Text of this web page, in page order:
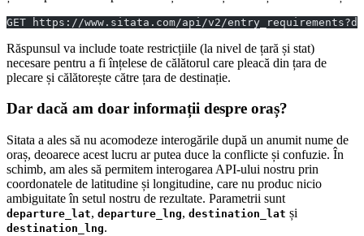
GET https://www.sitata.com/api/v2/
Răspunsul va include toate restricțiile (la nivel de țară și stat)
necesare pentru a fi înțelese de călătorul care pleacă din țara de
plecare și călătorește către țara de destinație.
Dar dacă am doar informații despre oraș?
Sitata a ales să nu acomodeze interogările după un anumit nume de
oraș, deoarece acest lucru ar putea duce la conflicte și confuzie. În
schimb, am ales să permitem interogarea API-ului nostru prin
coordonatele de latitudine și longitudine, care nu produc nicio
ambiguitate în setul nostru de rezultate. Parametrii sunt
departure_lat, departure_lng, destination_lat și
destination_lng.